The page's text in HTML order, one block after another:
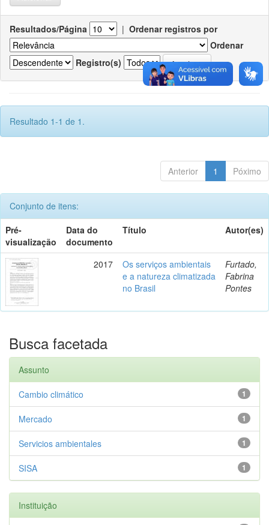
Resultados/Página | Ordenar registros por
Ordenar
Registro(s)
Resultado 1-1 de 1.
Anterior 1 Póximo
Conjunto de itens:
Pré-
visualização
Data do
documento
Título Autor(es)
2017
Os serviços ambientais
e a natureza climatizada
no Brasil
Furtado,
Fabrina
Pontes
Busca facetada
Assunto
1
Cambio climático
1
Mercado
1
Servicios ambientales
1
SISA
Instituição